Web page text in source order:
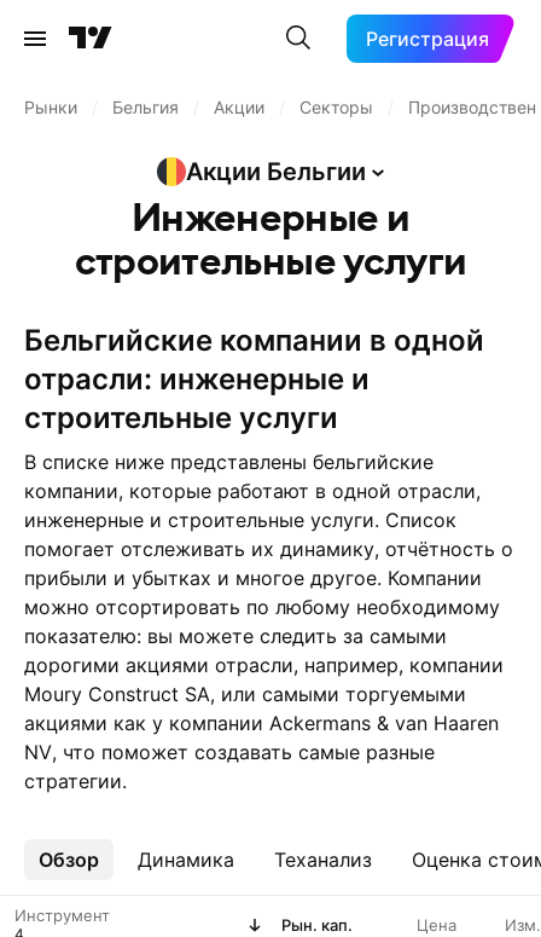
Регистрация
Рынки Бельгия Акции Секторы
Акции Бельгии
Инженерные и
строительные услуги
бельгийские компании в одной
отрасли: инженерные и
строительные услуги
В списке ниже представлены бельгийские
компании, которые работают в одной отрасли,
инженерные и строительные услуги. Список
помогает отслеживать их динамику, отчётность о
прибыли и убытках и многое другое. Компании
можно отсортировать по любому необходимому
показателю: вы можете следить за самыми
дорогими акциями отрасли, например, компании
Moury Construct SA, или самыми торгуемыми
акциями как у компании Ackermans & van Haaren
NV, что поможет создавать самые разные
стратегии.
Обзор Динамика Теханализ Оценка
Ещё
Инструмент Рын. кап. Цена